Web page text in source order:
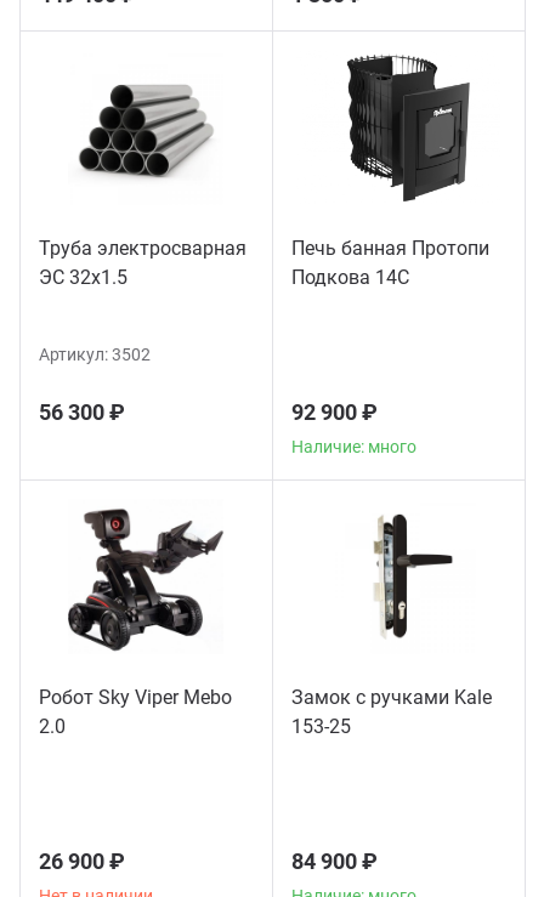
Труба электросварная
ЭС 32x1.5
Артикул:3502
56 300 ₽
Печь банная Протопи
Подкова 14С
92 900 ₽
Наличие: много
Робот Sky Viper Mebo
2.0
26 900 ₽
Замок с ручками Kale
153-25
84 900 ₽